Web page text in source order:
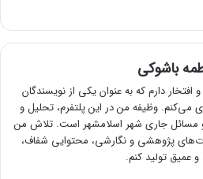
باشوکی
دارم که به عنوان یکی از نویسندگان
می‌کنم. وظیفه من در این پلتفرم، تحلیل و
و مسائل جاری شهر اسلامشهر است. تلاش من
پژوهشی و نگارشی، محتوایی شفاف،
عمیق تولید کنم.